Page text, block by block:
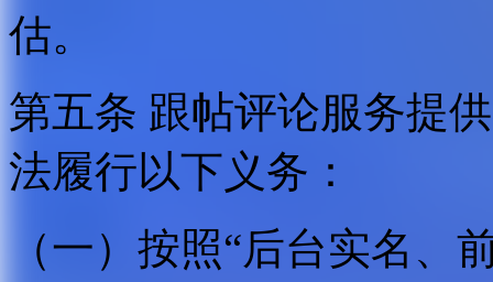
估。
第五条 跟帖评论服务提
法履行以下义务：
（一）按照“后台实名、